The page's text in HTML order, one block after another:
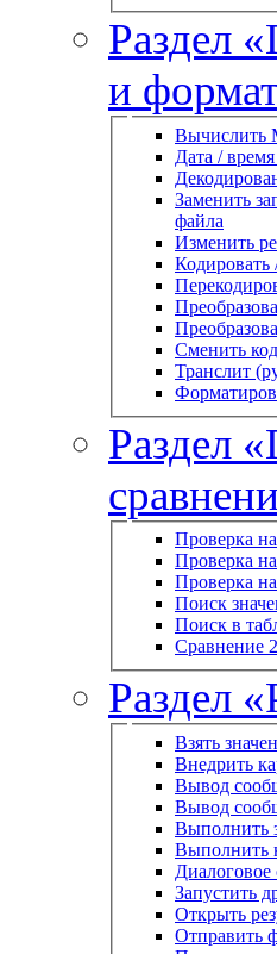
Раздел
и
Вычислить
Дата /
Заменить
файла
Изменить
Кодировать
Сменить
Транслит
Раздел
Проверка
Проверка
Проверка
Поиск
Поиск в
Сравнение
Раздел
Взять
Внедрить
Вывод
Вывод
Выполнить
Выполнить
Диалоговое
Запустить
Открыть
Отправить